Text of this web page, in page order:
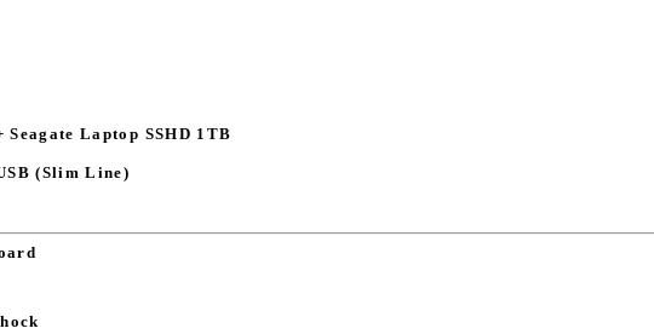
Seagate Laptop SSHD 1TB
(Slim Line)